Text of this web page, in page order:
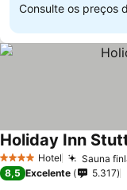
Consulte os preços
4 EstrelasHotel Sauna
Holiday Inn
8,5 Excelente 5.317